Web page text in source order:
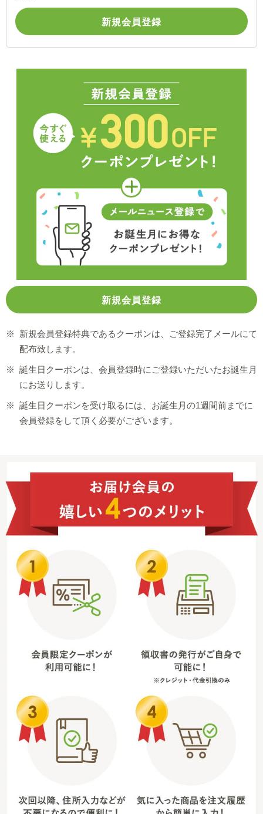
※
新規会員登録特典であるクーポンは、ご登録完了メールにて
配布致します。
※ 誕生日クーポンは、会員登録時にご登録いただいたお誕生月
にお送りします。
※ 誕生日クーポンを受け取るには、お誕生月の1週間前までに
会員登録をして頂く必要がございます。